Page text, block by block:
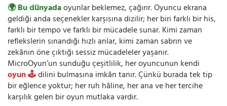
🌍 Bu dünyadaoyunlar beklemez, çağırır. Oyuncu ekrana
geldiği anda seçenekler karşısına dizilir; her biri farklı bir his,
farklı bir tempo ve farklı bir mücadele sunar. Kimi zaman
reflekslerin sınandığı hızlı anlar, kimi zaman sabrın ve
zekânın öne çıktığı sessiz mücadeleler yaşanır.
MicroOyun’un sunduğu çeşitlilik, her oyuncunun kendi
oyun 🕹️dilini bulmasına imkân tanır. Çünkü burada tek tip
bir eğlence yoktur; her ruh hâline, her ana ve her tercihe
karşılık gelen bir oyun mutlaka vardır.